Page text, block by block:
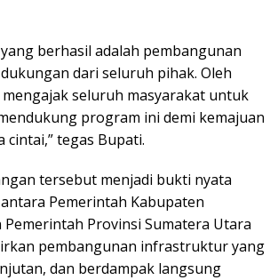
berhasil adalah pembangunan
dari seluruh pihak. Oleh
seluruh masyarakat untuk
program ini demi kemajuan
cintai,” tegas Bupati.
tersebut menjadi bukti nyata
Pemerintah Kabupaten
Pemerintah Provinsi Sumatera Utara
pembangunan infrastruktur yang
dan berdampak langsung